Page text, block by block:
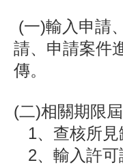
(一)輸入申請
請、申請案件
傳。
(二)相關期限
1、查核所見
2、輸入許可